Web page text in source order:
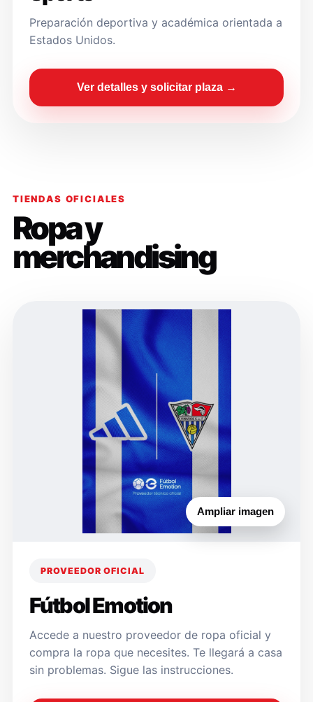
Preparación deportiva y académica orientada a
Estados Unidos.
Ver detalles y solicitar plaza →
TIENDAS OFICIALES
Ropa y
merchandising
Ampliar imagen
PROVEEDOR OFICIAL
Fútbol Emotion
Accede a nuestro proveedor de ropa oficial y
compra la ropa que necesites. Te llegará a casa
sin problemas. Sigue las instrucciones.